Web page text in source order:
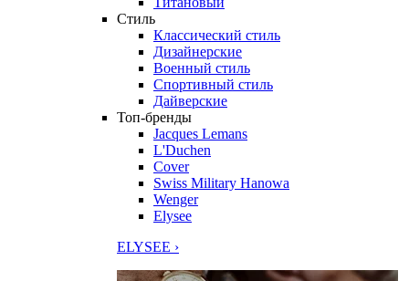
Стиль
Классический стиль
Дизайнерские
Военный стиль
Спортивный стиль
Дайверские
Топ-бренды
Jacques Lemans
L'Duchen
Cover
Swiss Military Hanowa
Wenger
Elysee
ELYSEE ›